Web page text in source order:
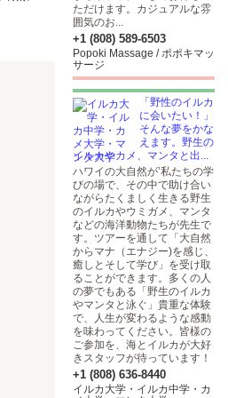
ただけます。カジュアルな雰
囲気のお...
+1 (808) 589-6503
Popoki Massage / ポポキマッ
サージ
「野性のイルカ
に会いたい！」
そんな夢をかな
えます。野生の
イルカやカメ、マンタと出...
ハワイの大自然が’私たちの学
びの場で、その中で助け合い
ながらたくましく生きる野生
のイルカやウミガメ、マンタ
などの海洋動物たちが先生で
す。ツアーを通して「大自然
からマナ（エナジー)を感じ、
癒しとそして学び」を受け取
ることができます。多くの人
の夢でもある「野生のイルカ
やマンタと泳ぐ」貴重な体験
で、人生が変わるような感動
を味わってください。皆様の
ご参加を、海とイルカが大好
きスタッフが待っています！
+1 (808) 636-8440
イルカ大学・イルカ中学・カ